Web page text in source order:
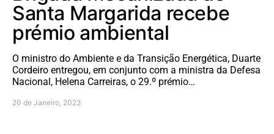
Santa Margarida recebe
prémio ambiental
O ministro do Ambiente e da Transição Energética, Duarte
Cordeiro entregou, em conjunto com a ministra da Defesa
Nacional, Helena Carreiras, o 29.º prémio…
20 de Janeiro, 2023